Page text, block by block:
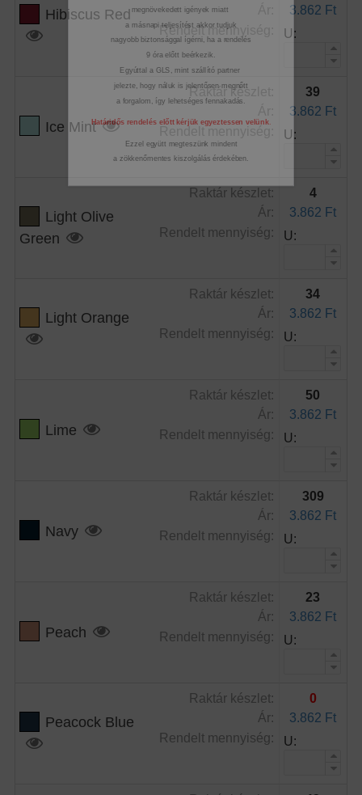
Hibiscus Red
Rendelt mennyiség:
3.862 Ft
U:
Ice Mint
Raktár készlet:
Rendelt mennyiség:
39
3.862 Ft
U:
Light Olive
Green
Raktár készlet:
Ár:
Rendelt mennyiség:
4
3.862 Ft
U:
Light Orange
Raktár készlet:
Ár:
Rendelt mennyiség:
34
3.862 Ft
U:
Lime
Raktár készlet:
Ár:
Rendelt mennyiség:
50
3.862 Ft
U:
Navy
Raktár készlet:
Ár:
Rendelt mennyiség:
309
3.862 Ft
U:
Peach
Raktár készlet:
Ár:
Rendelt mennyiség:
23
3.862 Ft
U:
Peacock Blue
Raktár készlet:
Ár:
Rendelt mennyiség:
0
3.862 Ft
U:
a másnapi teljesítést akkor tudjuk
nagyobb biztonsággal ígérni, ha a rendelés
9 óra előtt beérkezik.
Egyúttal a GLS, mint szállító partner
jelezte, hogy náluk is jelentősen megnőtt
a forgalom, így lehetséges fennakadás.
Határidős rendelés előtt kérjük egyeztessen velünk
kiszolgálás érdekében.